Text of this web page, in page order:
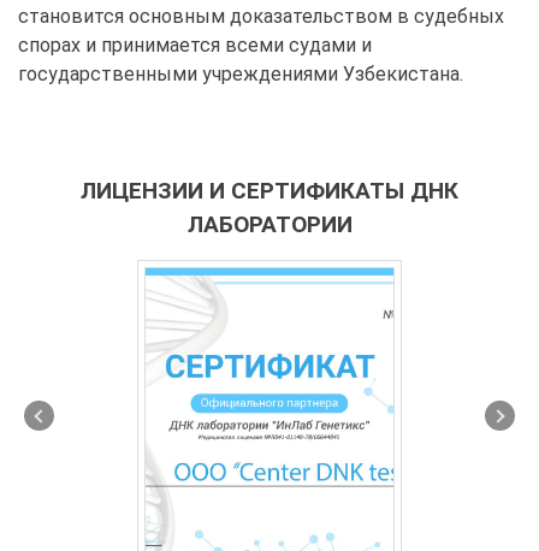
становится основным доказательством в судебных
спорах и принимается всеми судами и
государственными учреждениями Узбекистана.
ЛИЦЕНЗИИ И СЕРТИФИКАТЫ ДНК
ЛАБОРАТОРИИ